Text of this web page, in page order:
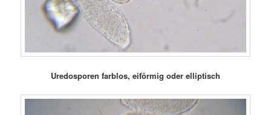
Uredosporen farblos, eiförmig oder elliptisch